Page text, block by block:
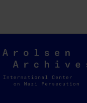
Arolsen
Archives